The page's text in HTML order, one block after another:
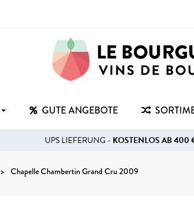
GUTE ANGEBOTE
UPS LIEFERUNG - KOSTENLOS AB 400
Chapelle Chambertin Grand Cru 2009